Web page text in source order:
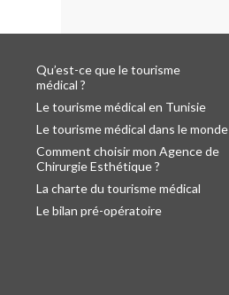
Qu’est-ce que le tourisme
médical ?
Le tourisme médical en Tunisie
Le tourisme médical dans le monde
Comment choisir mon Agence de
Chirurgie Esthétique ?
La charte du tourisme médical
Le bilan pré-opératoire